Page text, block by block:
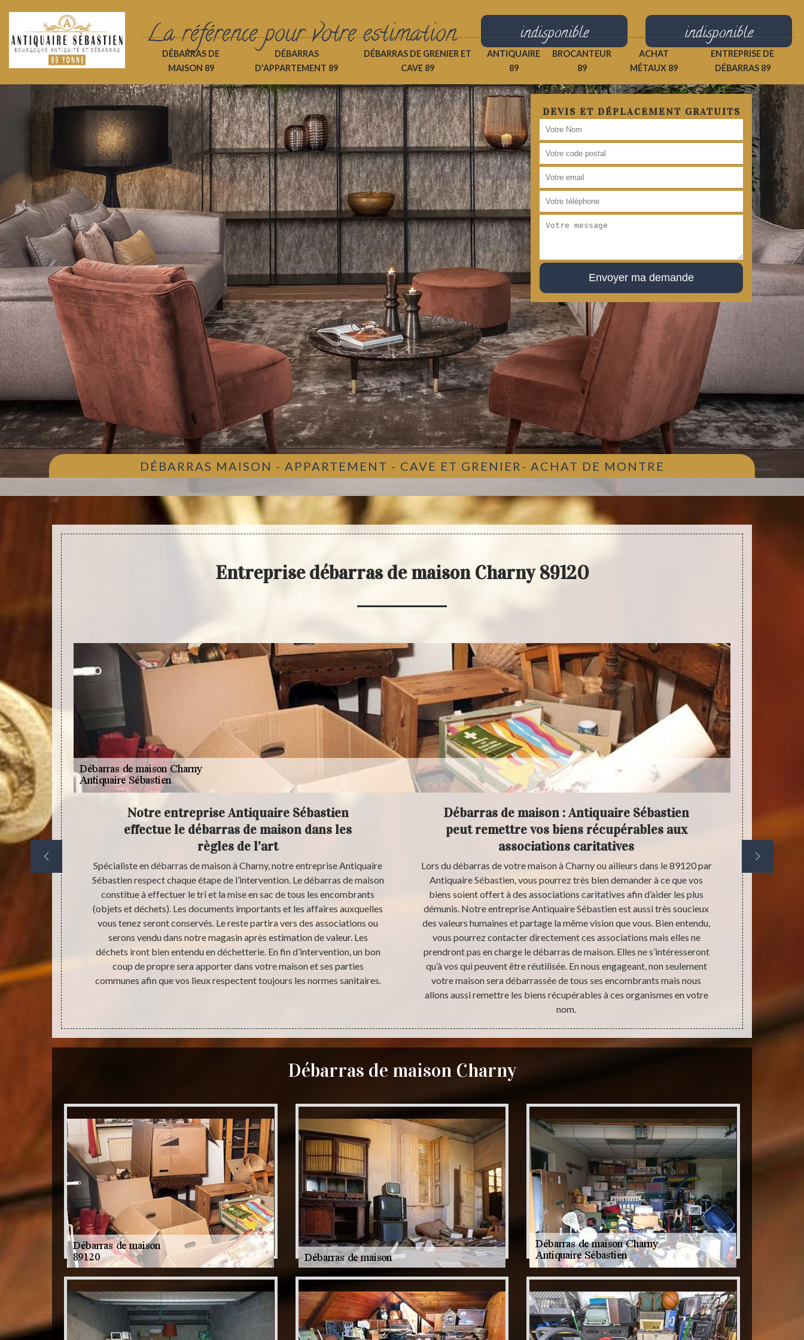
La référence pour votre estimation indisponible indisponible
DÉBARRAS DE
MAISON 89
DÉBARRAS
D'APPARTEMENT 89
DÉBARRAS DE GRENIER ET
CAVE 89
ANTIQUAIRE
89
BROCANTEUR
89
ACHAT
MÉTAUX 89
ENTREPRISE DE
DÉBARRAS 89
DEVIS ET DÉPLACEMENT GRATUITS
DÉBARRAS MAISON - APPARTEMENT - CAVE ET GRENIER- ACHAT DE MONTRE
Entreprise débarras de maison Charny 89120
un
plus
vous
mettre en
Notre entreprise Antiquaire Sébastien
effectue le débarras de maison dans les
règles de l’art
Spécialiste en débarras de maison à Charny, notre entreprise Antiquaire
Sébastien respect chaque étape de l’intervention. Le débarras de maison
constitue à effectuer le tri et la mise en sac de tous les encombrants
(objets et déchets). Les documents importants et les affaires auxquelles
vous tenez seront conservés. Le reste partira vers des associations ou
serons vendu dans notre magasin après estimation de valeur. Les
déchets iront bien entendu en déchetterie. En fin d’intervention, un bon
coup de propre sera apporter dans votre maison et ses parties
communes afin que vos lieux respectent toujours les normes sanitaires.
Débarras de maison : Antiquaire Sébastien
peut remettre vos biens récupérables aux
associations caritatives
Lors du débarras de votre maison à Charny ou ailleurs dans le 89120 par
Antiquaire Sébastien, vous pourrez très bien demander à ce que vos
biens soient offert à des associations caritatives afin d’aider les plus
démunis. Notre entreprise Antiquaire Sébastien est aussi très soucieux
des valeurs humaines et partage la même vision que vous. Bien entendu,
vous pourrez contacter directement ces associations mais elles ne
prendront pas en charge le débarras de maison. Elles ne s’intéresseront
qu’à vos qui peuvent être réutilisée. En nous engageant, non seulement
votre maison sera débarrassée de tous ses encombrants mais nous
allons aussi remettre les biens récupérables à ces organismes en votre
nom.
Débarras de maison Charny